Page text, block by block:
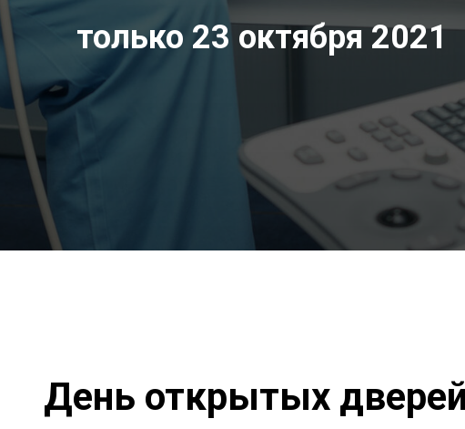
только 23 октября 2021
День открытых